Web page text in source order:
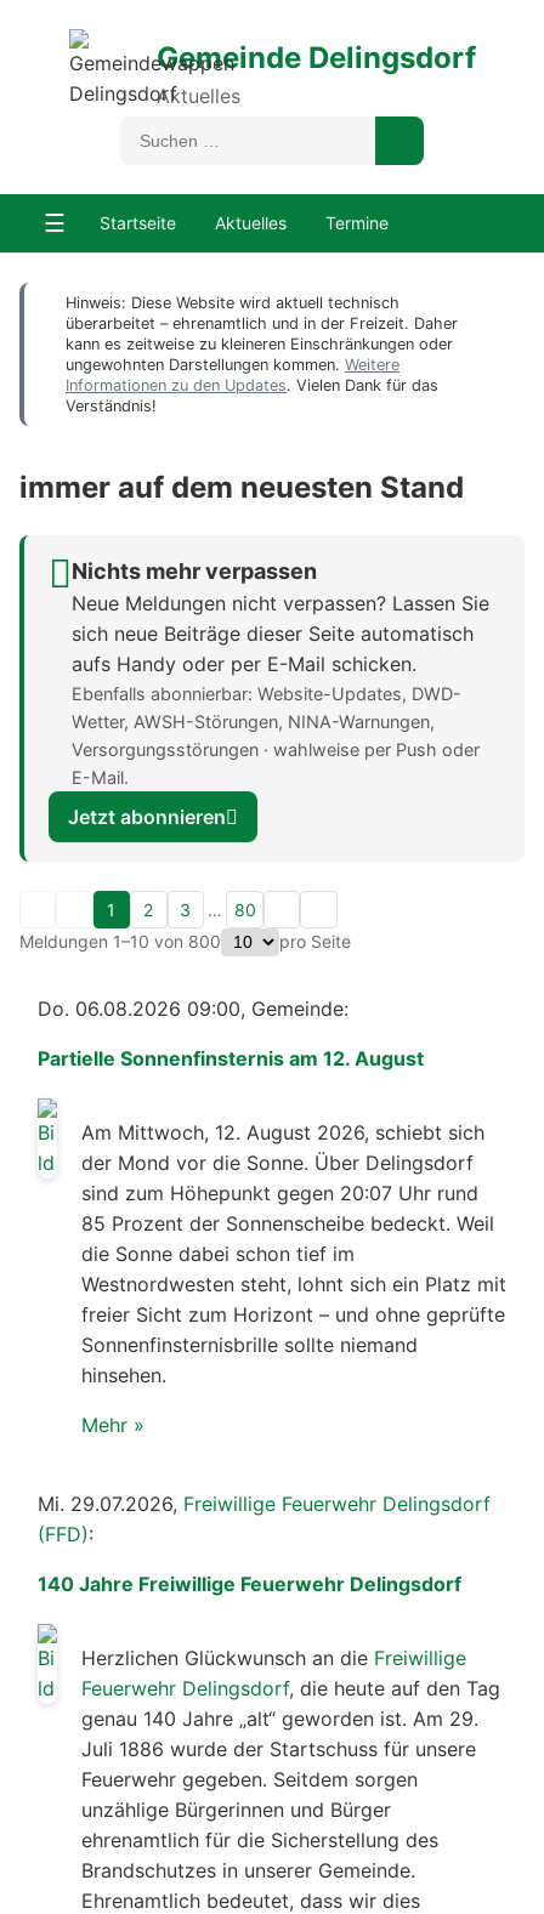
Gemeinde Delingsdorf
Aktuelles
☰ Startseite Aktuelles Termine
Hinweis: Diese Website wird aktuell technisch
überarbeitet – ehrenamtlich und in der Freizeit. Daher
kann es zeitweise zu kleineren Einschränkungen oder
ungewohnten Darstellungen kommen. Weitere
Informationen zu den Updates. Vielen Dank für das
Verständnis!
immer auf dem neuesten Stand
Nichts mehr verpassen
Neue Meldungen nicht verpassen? Lassen Sie
sich neue Beiträge dieser Seite automatisch
aufs Handy oder per E-Mail schicken.
Ebenfalls abonnierbar: Website-Updates, DWD-
Wetter, AWSH-Störungen, NINA-Warnungen,
Versorgungsstörungen · wahlweise per Push oder
E-Mail.
Jetzt abonnieren
1 2 3 …
80
Meldungen 1–10 von 800
pro Seite
Do. 06.08.2026 09:00, Gemeinde:
Partielle Sonnenfinsternis am 12. August
Am Mittwoch, 12. August 2026, schiebt sich
der Mond vor die Sonne. Über Delingsdorf
sind zum Höhepunkt gegen 20:07 Uhr rund
85 Prozent der Sonnenscheibe bedeckt. Weil
die Sonne dabei schon tief im
Westnordwesten steht, lohnt sich ein Platz mit
freier Sicht zum Horizont – und ohne geprüfte
Sonnenfinsternisbrille sollte niemand
hinsehen.
Mehr »
Mi. 29.07.2026, Freiwillige Feuerwehr Delingsdorf
(FFD):
140 Jahre Freiwillige Feuerwehr Delingsdorf
Herzlichen Glückwunsch an die Freiwillige
Feuerwehr Delingsdorf, die heute auf den Tag
genau 140 Jahre „alt“ geworden ist. Am 29.
Juli 1886 wurde der Startschuss für unsere
Feuerwehr gegeben. Seitdem sorgen
unzählige Bürgerinnen und Bürger
ehrenamtlich für die Sicherstellung des
Brandschutzes in unserer Gemeinde.
Ehrenamtlich bedeutet, dass wir dies